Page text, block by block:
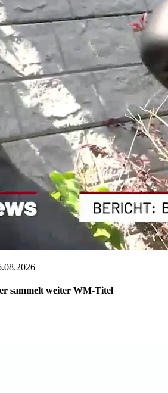
sammelt weiter WM-Titel